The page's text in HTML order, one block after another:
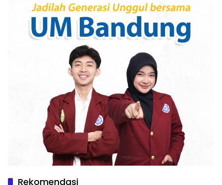
Rekomendasi